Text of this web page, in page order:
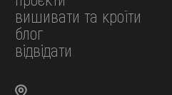
вишивати та кроїти
блог
відвідати